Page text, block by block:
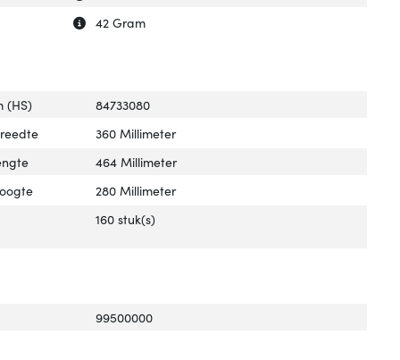
Uitleg over 'Gewicht verpakking'
Verberg uitleg over 'Gewicht verpakking'
42 Gram
(HS)
84733080
360 Millimeter
464 Millimeter
280 Millimeter
160 stuk(s)
99500000